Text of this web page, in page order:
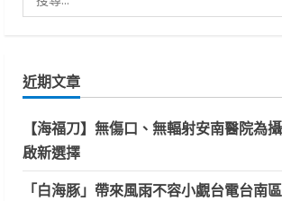
尋
字:
近期文章
【海福刀】無傷口、無輻射安南醫院為
啟新選擇
「白海豚」帶來風雨不容小覷台電台南